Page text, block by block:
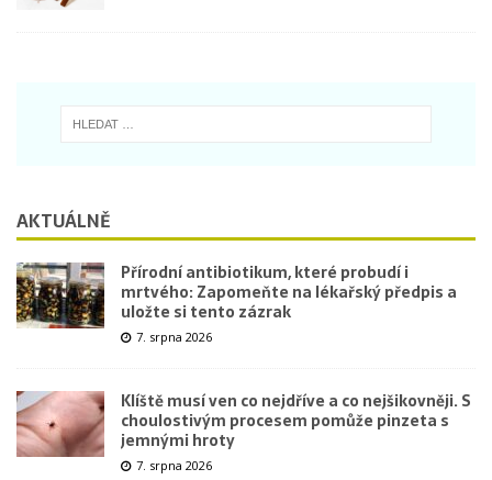
AKTUÁLNĚ
Přírodní antibiotikum, které probudí i
mrtvého: Zapomeňte na lékařský předpis a
uložte si tento zázrak
7. srpna 2026
Klíště musí ven co nejdříve a co nejšikovněji. S
choulostivým procesem pomůže pinzeta s
jemnými hroty
7. srpna 2026